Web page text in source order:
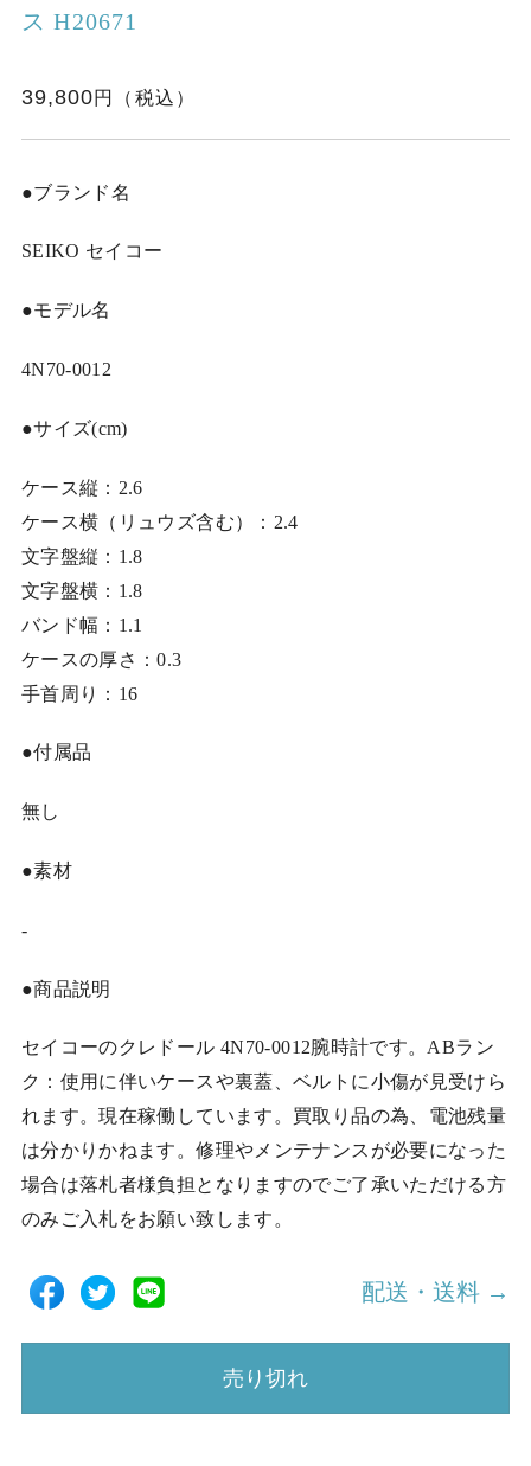
ス H20671
39,800
●ブランド名
SEIKO セイコー
●モデル名
4N70-0012
●サイズ(cm)
ケース縦：2.6
ケース横（リュウズ含む）：2.4
文字盤縦：1.8
文字盤横：1.8
バンド幅：1.1
ケースの厚さ：0.3
手首周り：16
●付属品
無し
●素材
-
●商品説明
セイコーのクレドール 4N70-0012腕時計です。ABラン
ク：使用に伴いケースや裏蓋、ベルトに小傷が見受けら
れます。現在稼働しています。買取り品の為、電池残量
は分かりかねます。修理やメンテナンスが必要になった
場合は落札者様負担となりますのでご了承いただける方
のみご入札をお願い致します。
配送・送料 →
売り切れ